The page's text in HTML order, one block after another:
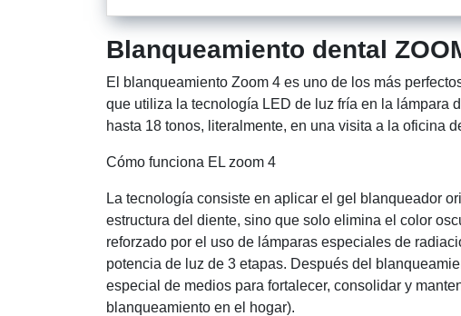
Blanqueamiento dental
El blanqueamiento Zoom 4 es uno de los más
que utiliza la tecnología LED de luz fría en la lámpara
hasta 18 tonos, literalmente, en una visita a la oficina
Cómo funciona EL zoom 4
La tecnología consiste en aplicar el gel blanqueador
estructura del diente, sino que solo elimina el color
reforzado por el uso de lámparas especiales de
potencia de luz de 3 etapas. Después del
especial de medios para fortalecer, consolidar y
blanqueamiento en el hogar).